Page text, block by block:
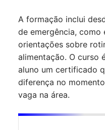
A formação inclui
de emergência, como
orientações sobre
alimentação. O curso
aluno um certificado
diferença no
vaga na área.